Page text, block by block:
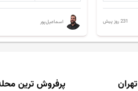
231 روز پیش اسماعیل‌پور
پرفروش ترین